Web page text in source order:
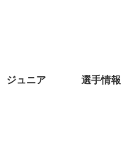
ジュニア 選手情報